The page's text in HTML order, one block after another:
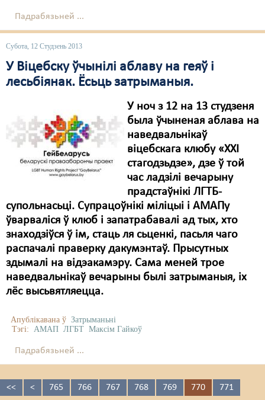
Падрабязьней ...
Субота, 12 Студзень 2013
У Віцебску ўчынілі аблаву на геяў і
лесьбіянак. Ёсьць затрыманыя.
У ноч з 12 на 13 студзеня
была ўчыненая аблава на
наведвальнікаў
віцебскага клюбу «XXI
стагодзьдзе», дзе ў той
час ладзілі вечарыну
прадстаўнікі ЛГТБ-
супольнасьці. Супрацоўнікі міліцыі і АМАПу
ўварваліся ў клюб і запатрабавалі ад тых, хто
знаходзіўся ў ім, стаць ля сьценкі, пасьля чаго
распачалі праверку дакумэнтаў. Прысутных
здымалі на відэакамэру. Сама меней трое
наведвальнікаў вечарыны былі затрыманыя, іх
лёс высьвятляецца.
Апублікавана ў Затрыманьні
Тэгі: АМАП ЛГБТ Максім Гайкоў
Падрабязьней ...
<< < 765 766 767 768 769 770 771